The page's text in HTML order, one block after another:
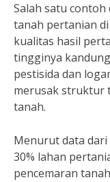
Salah satu
tanah pertanian
kualitas hasil
tingginya
pestisida dan
merusak struktur
tanah.
Menurut data
30% lahan
pencemaran